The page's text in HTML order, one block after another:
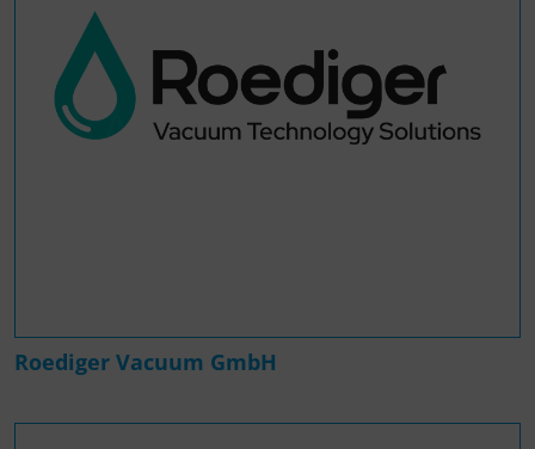
Roediger Vacuum GmbH